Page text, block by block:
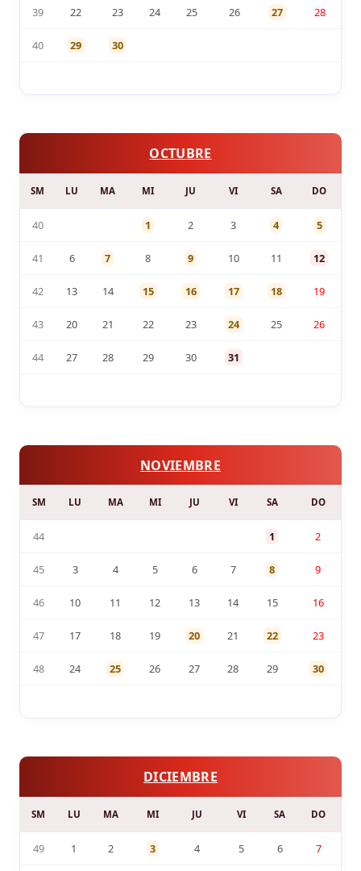
39 22 23 24 25 26 27 28
40 29 30
OCTUBRE
SM LU MA MI JU VI SA DO
40 1 2 3 4 5
41 6 7 8 9 10 11 12
42 13 14 15 16 17 18 19
43 20 21 22 23 24 25 26
44 27 28 29 30 31
NOVIEMBRE
SM LU MA MI JU VI SA DO
44 1 2
45 3 4 5 6 7 8 9
46 10 11 12 13 14 15 16
47 17 18 19 20 21 22 23
48 24 25 26 27 28 29 30
DICIEMBRE
SM LU MA MI JU VI SA DO
49 1 2 3 4 5 6 7